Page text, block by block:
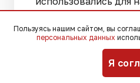
семьей Григоренко и
преступления, после
автомобилей
Больше новостей о
Пользуясь нашим сайтом, вы
персональных данных
Я